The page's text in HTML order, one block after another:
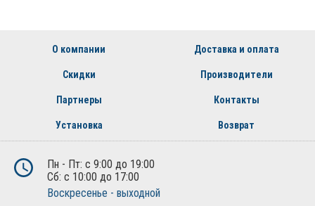
О компании Доставка и оплата
Скидки Производители
Партнеры Контакты
Установка Возврат
Пн - Пт: с 9:00 до 19:00
Сб: с 10:00 до 17:00
Воскресенье - выходной